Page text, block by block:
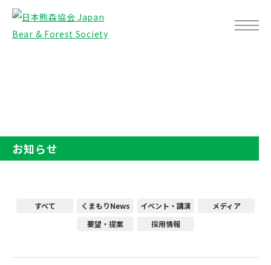
お知らせ
すべて くまもりNews イベント・講演
メディア
要望・提案
採用情報